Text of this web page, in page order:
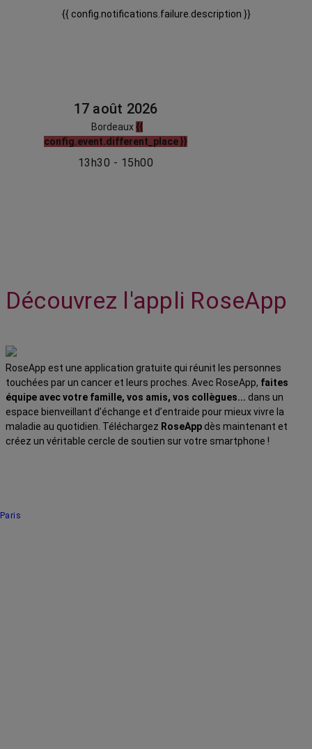
{{ config.notifications.failure.description }}
17 août 2026
Bordeaux {{
config.event.different_place }}
13h30 - 15h00
Découvrez l'appli RoseApp
RoseApp est une application gratuite qui réunit les personnes
touchées par un cancer et leurs proches. Avec RoseApp, faites
équipe avec votre famille, vos amis, vos collègues... dans un
espace bienveillant d’échange et d’entraide pour mieux vivre la
maladie au quotidien. Téléchargez RoseApp dès maintenant et
créez un véritable cercle de soutien sur votre smartphone !
Paris